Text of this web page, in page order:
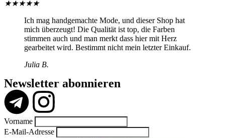
★★★★★
Ich mag handgemachte Mode, und dieser Shop hat
mich überzeugt! Die Qualität ist top, die Farben
stimmen auch und man merkt dass hier mit Herz
gearbeitet wird. Bestimmt nicht mein letzter Einkauf.
Julia B.
Newsletter abonnieren
Vorname
E-Mail-Adresse